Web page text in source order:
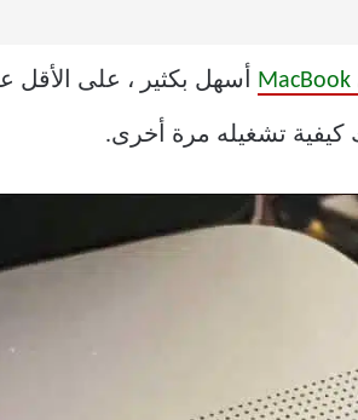
كيفية تشغيله مرة أخرى.